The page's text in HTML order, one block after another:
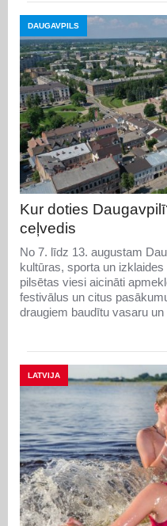
DAUGAVPILS
Kur doties
ceļvedis
No 7. līdz 13. augustam
kultūras, sporta un
pilsētas viesi aicināti
festivālus un citus
draugiem baudītu vasaru un
LATVIJA